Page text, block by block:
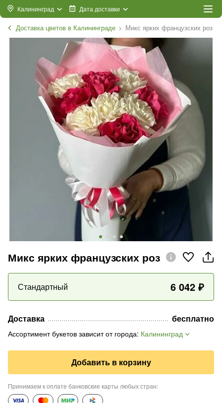
Калининград Дата доставки
Доставка цветов в Калининграде Микс ярких французских роз
Микс ярких французских роз
Стандартный 6 042 ₽
Доставка бесплатно
Ассортимент букетов зависит от города: Калининград
Добавить в корзину
Принимаем к оплате банковские карты любых стран: